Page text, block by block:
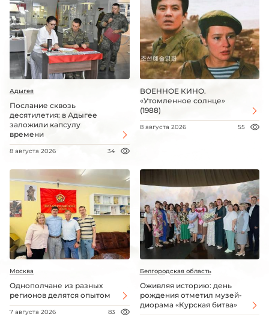
Адыгея
Послание сквозь
десятилетия: в Адыгее
заложили капсулу
времени
8 августа 2026 34
ВОЕННОЕ КИНО.
«Утомленное солнце»
(1988)
8 августа 2026 55
Москва
Однополчане из разных
регионов делятся опытом
7 августа 2026 83
Белгородская область
Оживляя историю: день
рождения отметил музей-
диорама «Курская битва»